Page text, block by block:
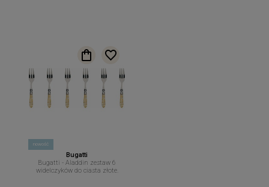
nowość
Bugatti
Bugatti - Aladdin zestaw 6
widelczyków do ciasta złote.